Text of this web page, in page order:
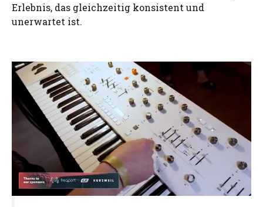
Erlebnis, das gleichzeitig konsistent und
unerwartet ist.